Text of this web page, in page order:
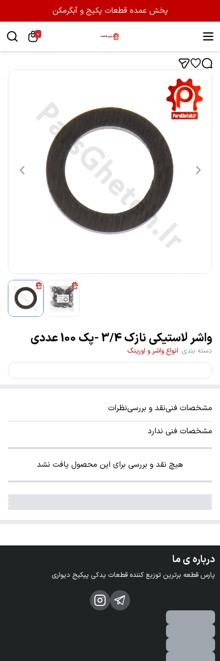
پخش عمده قطعات پکیج و آبگرمکن
0
واشر لاستیکی نازک 3/4 -پک 100 عددی
دسته بندی: انواع واشر و اورینگ
مشخصات فنینقد و بررسینظرات
مشخصات فنی ندارد
هیچ نقد و بررسی برای این محصول یافت نشد
درباره ی ما
پارس قطعه برترین توزیع کننده قطعات یدکی پیکیج دیواری